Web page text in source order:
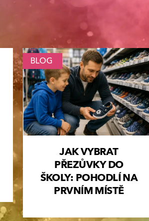
BLOG
JAK VYBRAT
PŘEZŮVKY DO
ŠKOLY: POHODLÍ NA
PRVNÍM MÍSTĚ